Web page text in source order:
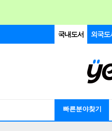
국내도서 외국도
빠른분야찾기